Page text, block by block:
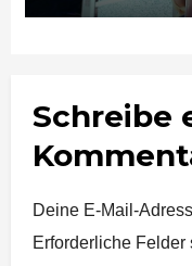
Schreibe
Deine E-Mail-
Erforderliche Felder